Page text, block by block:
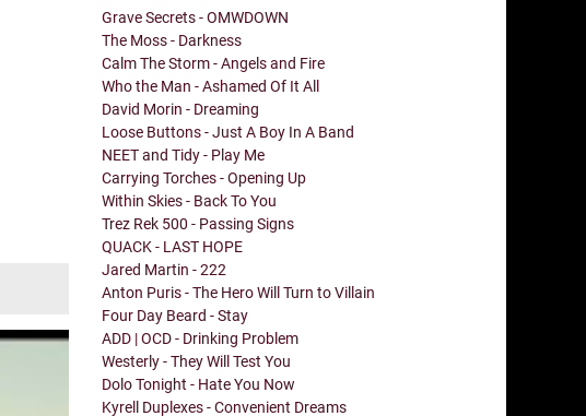
Grave Secrets - OMWDOWN
The Moss - Darkness
Calm The Storm - Angels and Fire
Who the Man - Ashamed Of It All
David Morin - Dreaming
Loose Buttons - Just A Boy In A Band
NEET and Tidy - Play Me
Carrying Torches - Opening Up
Within Skies - Back To You
Trez Rek 500 - Passing Signs
QUACK - LAST HOPE
Jared Martin - 222
Anton Puris - The Hero Will Turn to Villain
Four Day Beard - Stay
ADD | OCD - Drinking Problem
Westerly - They Will Test You
Dolo Tonight - Hate You Now
Kyrell Duplexes - Convenient Dreams